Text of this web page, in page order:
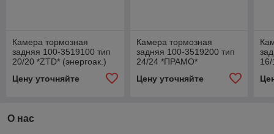
Камера тормозная
задняя 100-3519100 тип
20/20 *ZTD* (энергоак.)
Цену уточняйте
Камера тормозная
задняя 100-3519200 тип
24/24 *ПРАМО*
Цену уточняйте
О нас